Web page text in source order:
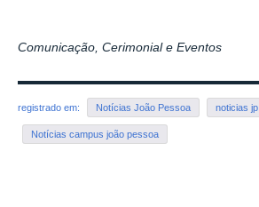
Comunicação, Cerimonial e Eventos
registrado em: Notícias João Pessoa noticias jp
Notícias campus joão pessoa